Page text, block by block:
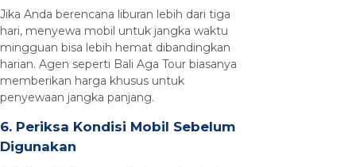
Jika Anda berencana liburan lebih dari tiga
hari, menyewa mobil untuk jangka waktu
mingguan bisa lebih hemat dibandingkan
harian. Agen seperti Bali Aga Tour biasanya
memberikan harga khusus untuk
penyewaan jangka panjang.
6. Periksa Kondisi Mobil Sebelum
Digunakan